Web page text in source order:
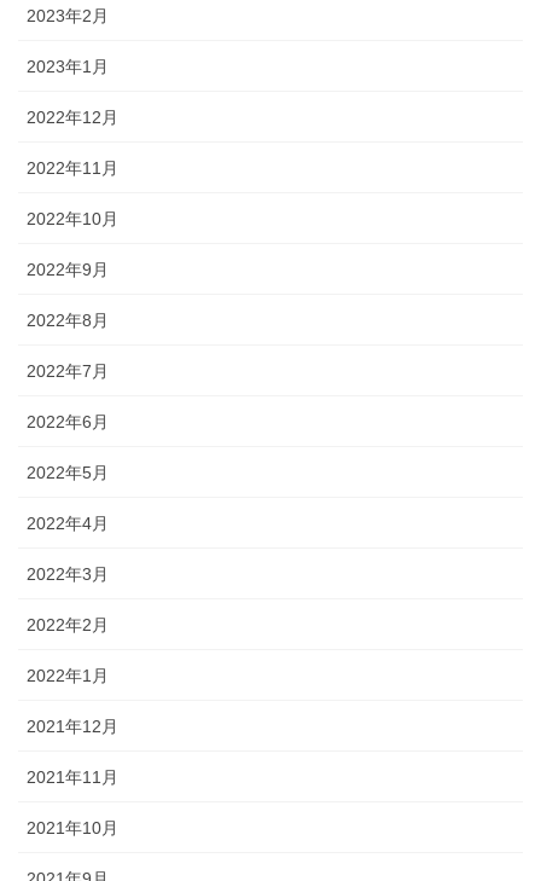
2023年2月
2023年1月
2022年12月
2022年11月
2022年10月
2022年9月
2022年8月
2022年7月
2022年6月
2022年5月
2022年4月
2022年3月
2022年2月
2022年1月
2021年12月
2021年11月
2021年10月